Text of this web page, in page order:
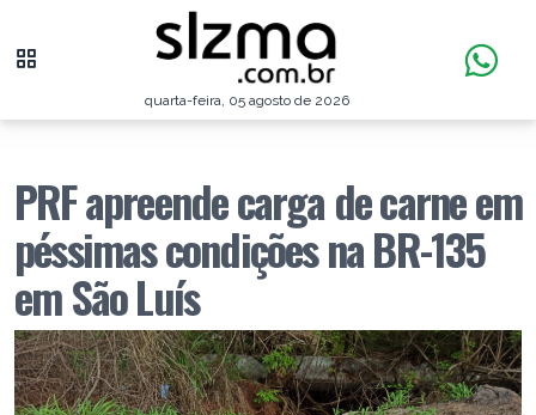
quarta-feira, 05 agosto de 2026
PRF apreende carga de carne em
péssimas condições na BR-135
em São Luís